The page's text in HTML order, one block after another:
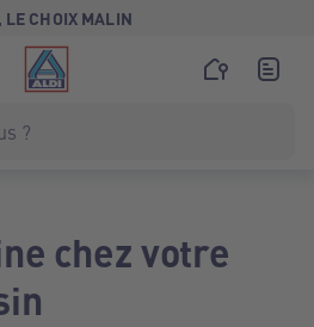
LE CHOIX MALIN
chez votre